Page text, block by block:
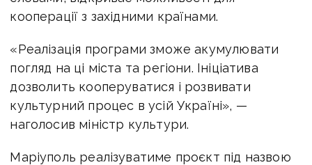
кооперації з західними країнами.
«Реалізація програми зможе акумулювати
погляд на ці міста та регіони. Ініціатива
дозволить кооперуватися і розвивати
культурний процес в усій Україні», —
наголосив міністр культури.
Маріуполь реалізуватиме проєкт під назвою